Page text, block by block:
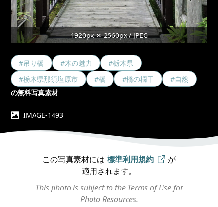
1920px ✕ 2560px / JPEG
#吊り橋 #木の魅力
#栃木県
#栃木県那須塩原市
#橋 #橋の欄干
#自然
の無料写真素材
IMAGE-1493
この写真素材には 標準利用規約
が
適用されます。
This photo is subject to the Terms of Use for
Photo Resources.